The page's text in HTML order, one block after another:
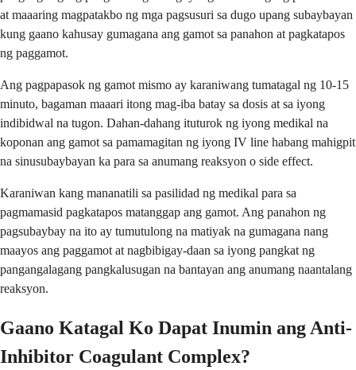
at maaaring magpatakbo ng mga pagsusuri sa dugo upang subaybayan
kung gaano kahusay gumagana ang gamot sa panahon at pagkatapos
ng paggamot.
Ang pagpapasok ng gamot mismo ay karaniwang tumatagal ng 10-15
minuto, bagaman maaari itong mag-iba batay sa dosis at sa iyong
indibidwal na tugon. Dahan-dahang ituturok ng iyong medikal na
koponan ang gamot sa pamamagitan ng iyong IV line habang mahigpit
na sinusubaybayan ka para sa anumang reaksyon o side effect.
Karaniwan kang mananatili sa pasilidad ng medikal para sa
pagmamasid pagkatapos matanggap ang gamot. Ang panahon ng
pagsubaybay na ito ay tumutulong na matiyak na gumagana nang
maayos ang paggamot at nagbibigay-daan sa iyong pangkat ng
pangangalagang pangkalusugan na bantayan ang anumang naantalang
reaksyon.
Gaano Katagal Ko Dapat Inumin ang Anti-
Inhibitor Coagulant Complex?